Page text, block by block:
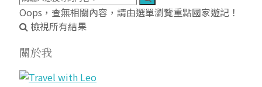
Oops，查無相關內容，請由選單瀏覽重點國家遊記！
檢視所有結果
關於我